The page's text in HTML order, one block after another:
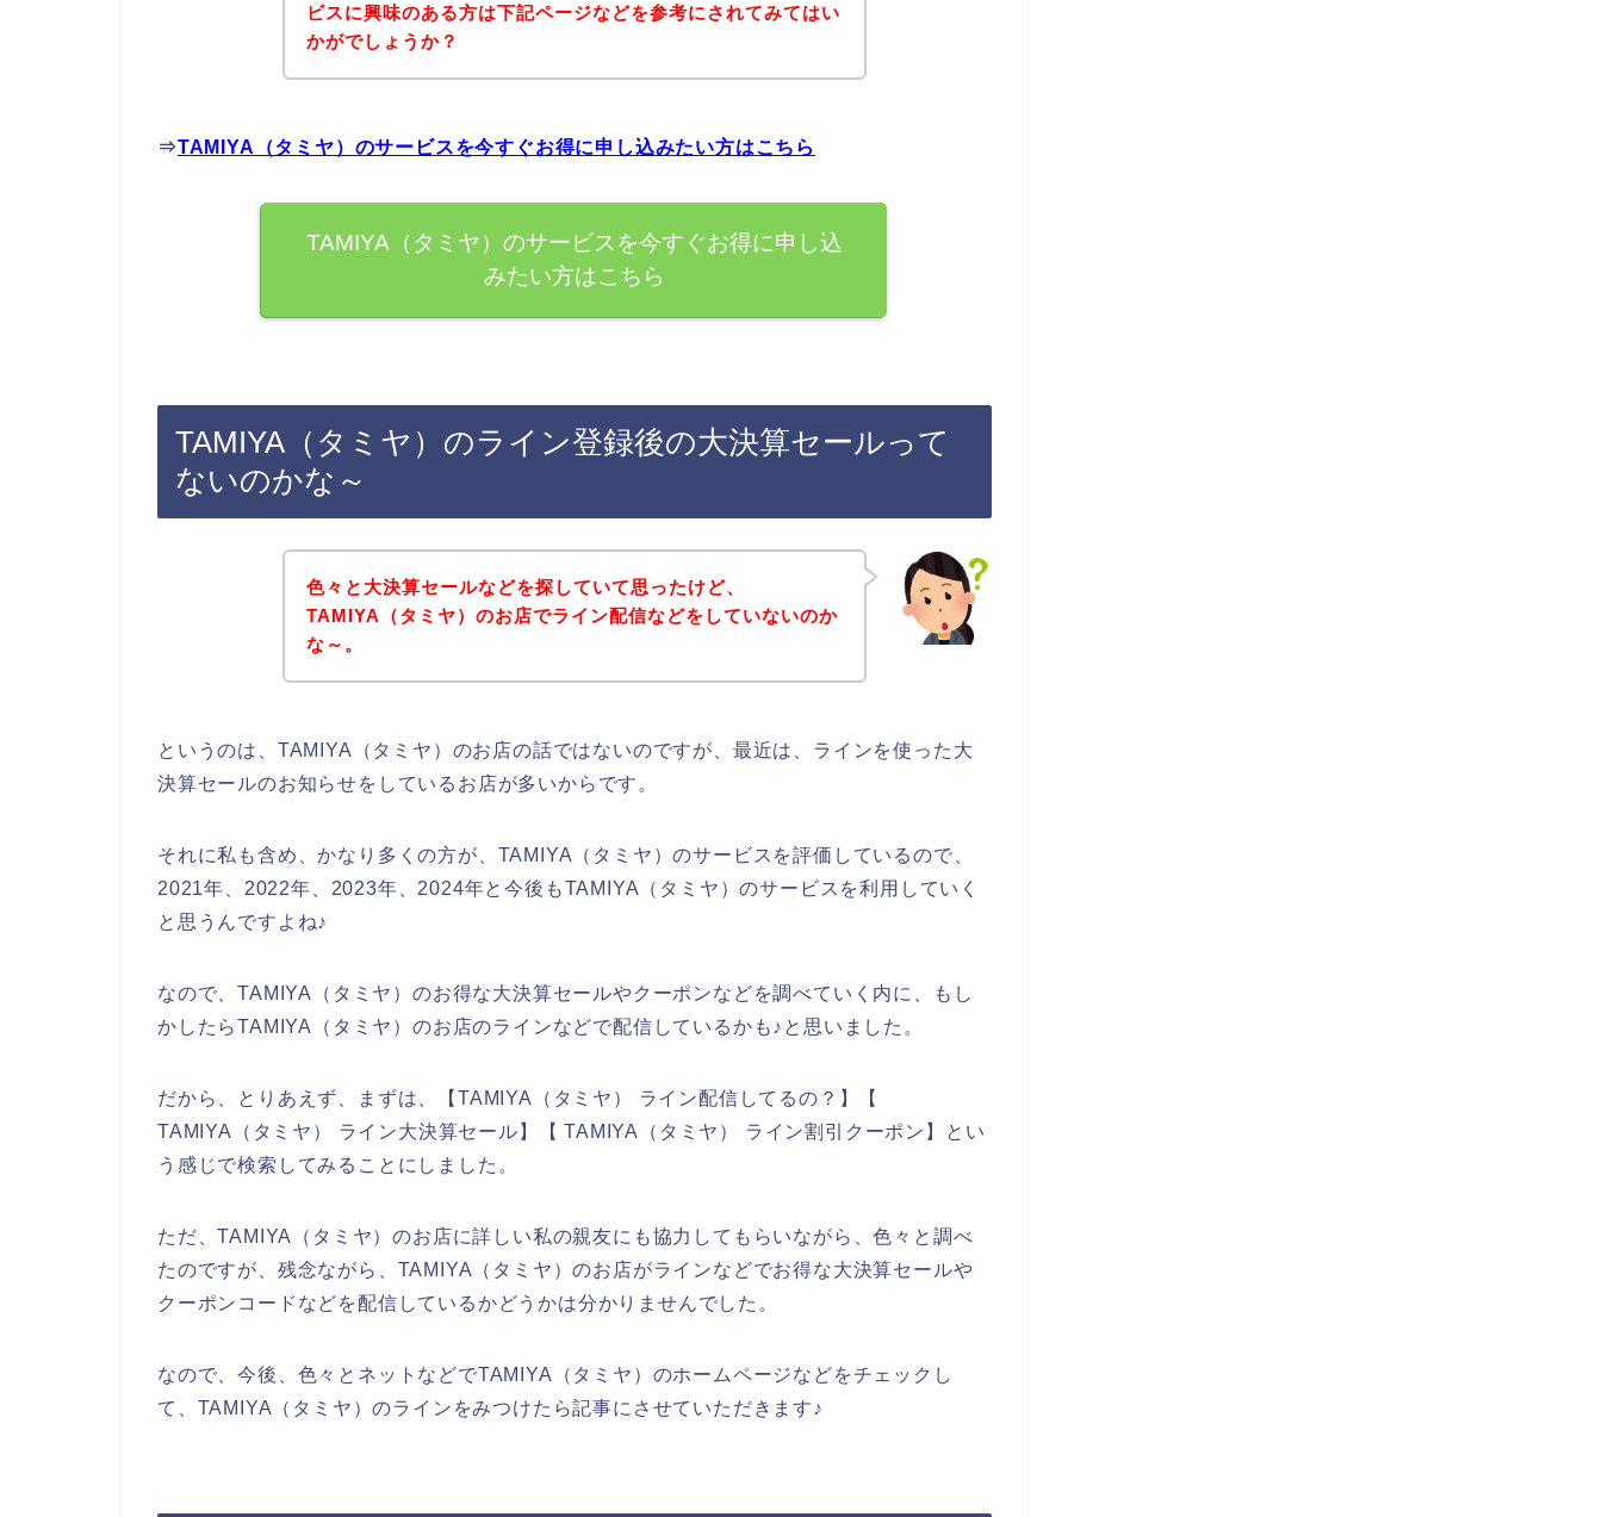
ビスに興味のある方は下記ページなどを参考にされてみてはい
かがでしょうか？
⇒TAMIYA（タミヤ）のサービスを今すぐお得に申し込みたい方はこちら
TAMIYA（タミヤ）のサービスを今すぐお得に申し込
みたい方はこちら
TAMIYA（タミヤ）のライン登録後の大決算セールって
ないのかな～
色々と大決算セールなどを探していて思ったけど、
TAMIYA（タミヤ）のお店でライン配信などをしていないのか
な～。
というのは、TAMIYA（タミヤ）のお店の話ではないのですが、最近は、ラインを使った大
決算セールのお知らせをしているお店が多いからです。
それに私も含め、かなり多くの方が、TAMIYA（タミヤ）のサービスを評価しているので、
2021年、2022年、2023年、2024年と今後もTAMIYA（タミヤ）のサービスを利用していく
と思うんですよね♪
なので、TAMIYA（タミヤ）のお得な大決算セールやクーポンなどを調べていく内に、もし
かしたらTAMIYA（タミヤ）のお店のラインなどで配信しているかも♪と思いました。
だから、とりあえず、まずは、【TAMIYA（タミヤ） ライン配信してるの？】【
TAMIYA（タミヤ） ライン大決算セール】【 TAMIYA（タミヤ） ライン割引クーポン】とい
う感じで検索してみることにしました。
ただ、TAMIYA（タミヤ）のお店に詳しい私の親友にも協力してもらいながら、色々と調べ
たのですが、残念ながら、TAMIYA（タミヤ）のお店がラインなどでお得な大決算セールや
クーポンコードなどを配信しているかどうかは分かりませんでした。
なので、今後、色々とネットなどでTAMIYA（タミヤ）のホームページなどをチェックし
て、TAMIYA（タミヤ）のラインをみつけたら記事にさせていただきます♪